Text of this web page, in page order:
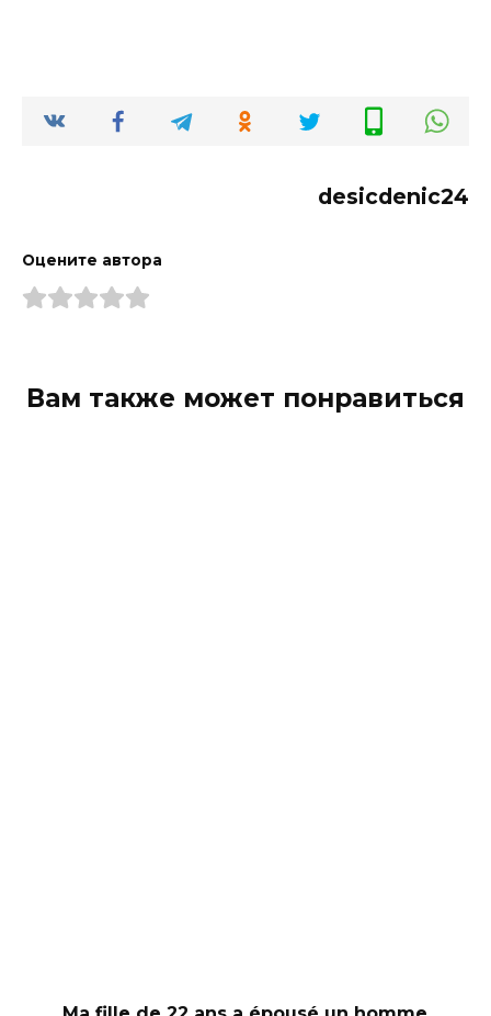
desicdenic24
Оцените автора
Вам также может понравиться